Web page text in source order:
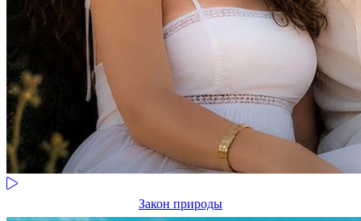
Закон природы